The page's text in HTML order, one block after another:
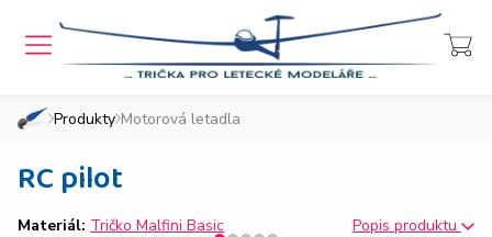
Domů Chcete také takový e-shop?
Přihlášení
»
Produkty »
Motorová letadla
RC pilot
Materiál: Tričko Malfini Basic Popis produktu